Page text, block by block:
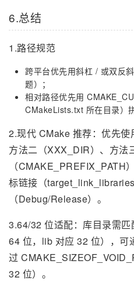
6.总结
1.路径规范
跨平台优先用斜杠 / 或双反
题）；
相对路径优先用
CMakeLists.txt 所在目录）
2.现代 CMake 推荐：优先使
方法二（XXX_DIR）、方法
（CMAKE_PREFIX_PATH
标链接（
（Debug/Release）。
3.64/32 位适配：库目录需
64 位，lib 对应 32 位），可
过
32 位）。